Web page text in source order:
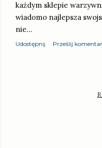
każdym sklepie
wiadomo najlepsza
nie…
Udostępnij Prześlij